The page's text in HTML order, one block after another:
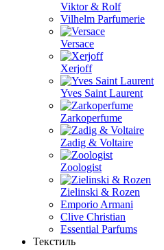
Viktor & Rolf
Vilhelm Parfumerie
Versace
Xerjoff
Yves Saint Laurent
Zarkoperfume
Zadig & Voltaire
Zoologist
Zielinski & Rozen
Emporio Armani
Clive Christian
Essential Parfums
Текстиль